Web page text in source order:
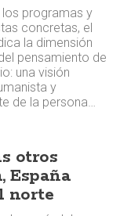
los programas y
concretas, el
la dimensión
pensamiento de
una visión
y
de la persona…
otros
España
norte